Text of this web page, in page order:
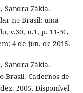
Sandra Zákia.
no Brasil: uma
v.30, n.1, p. 11-30,
4 de jun. de 2015.
Sandra Zákia.
Brasil. Cadernos de
2005. Disponível